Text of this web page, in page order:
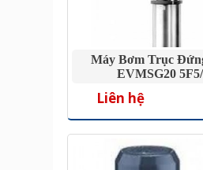
Máy Bơm Trục
EVMSG20
Liên hệ